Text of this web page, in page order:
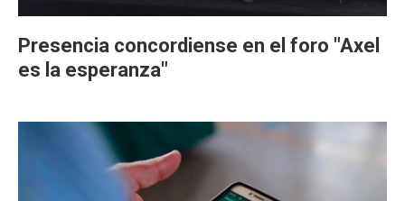
Presencia concordiense en el foro "Axel
es la esperanza"